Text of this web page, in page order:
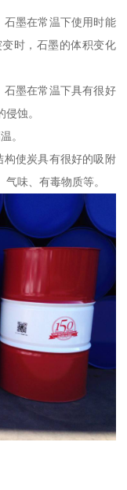
石墨在常温下使用时能
时，石墨的体积变化
石墨在常温下具有很好
蚀。
。
构使炭具有很好的吸附
味、有毒物质等。